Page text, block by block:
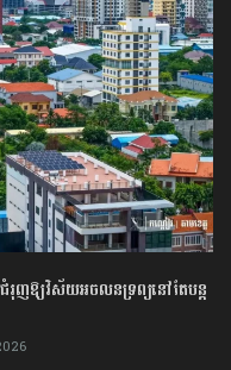
រុញឱ្យវិស័យ​អចលនទ្រព្យនៅតែបន្ត​